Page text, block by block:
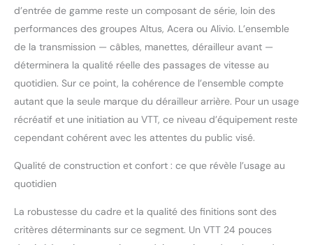
licences routières
Matériaux de qualité :
Le vélo a un cadre en
acier robuste et
vous pouvez l’utiliser
dans n'importe quelle
situation. En outre, le
vélo est pré-monté à
commencer à rouler
et des vitesses - - - -
d’entrée de gamme reste un composant de série, loin des
performances des groupes Altus, Acera ou Alivio. L’ensemble
de la transmission — câbles, manettes, dérailleur avant —
déterminera la qualité réelle des passages de vitesse au
quotidien. Sur ce point, la cohérence de l’ensemble compte
autant que la seule marque du dérailleur arrière. Pour un usage
récréatif et une initiation au VTT, ce niveau d’équipement reste
cependant cohérent avec les attentes du public visé.
Qualité de construction et confort : ce que révèle l’usage au
quotidien
La robustesse du cadre et la qualité des finitions sont des
critères déterminants sur ce segment. Un VTT 24 pouces